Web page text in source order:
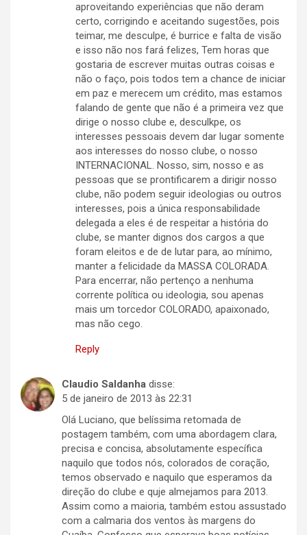
aproveitando experiências que não deram
certo, corrigindo e aceitando sugestões, pois
teimar, me desculpe, é burrice e falta de visão
e isso não nos fará felizes, Tem horas que
gostaria de escrever muitas outras coisas e
não o faço, pois todos tem a chance de iniciar
em paz e merecem um crédito, mas estamos
falando de gente que não é a primeira vez que
dirige o nosso clube e, desculkpe, os
interesses pessoais devem dar lugar somente
aos interesses do nosso clube, o nosso
INTERNACIONAL. Nosso, sim, nosso e as
pessoas que se prontificarem a dirigir nosso
clube, não podem seguir ideologias ou outros
interesses, pois a única responsabilidade
delegada a eles é de respeitar a história do
clube, se manter dignos dos cargos a que
foram eleitos e de de lutar para, ao mínimo,
manter a felicidade da MASSA COLORADA.
Para encerrar, não pertenço a nenhuma
corrente política ou ideologia, sou apenas
mais um torcedor COLORADO, apaixonado,
mas não cego.
Reply
Claudio Saldanha disse:
5 de janeiro de 2013 às 22:31
Olá Luciano, que belíssima retomada de
postagem também, com uma abordagem clara,
precisa e concisa, absolutamente específica
naquilo que todos nós, colorados de coração,
temos observado e naquilo que esperamos da
direção do clube e quje almejamos para 2013.
Assim como a maioria, também estou assustado
com a calmaria dos ventos às margens do